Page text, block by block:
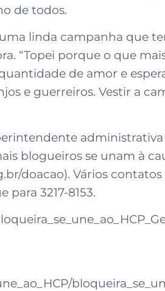
de todos.
linda campanha que
“Topei porque o que
de amor e
e guerreiros. Vestir a
blogueiros se unam à
doacao). Vários
3217-8153.